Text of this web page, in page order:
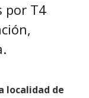
por T4
localidad de